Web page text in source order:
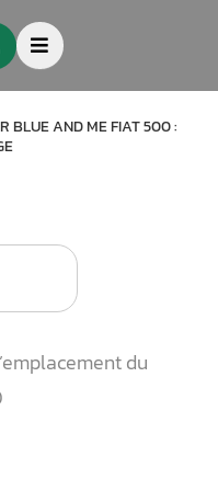
BLUE AND ME FIAT 500 :
du